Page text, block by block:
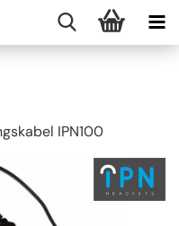
IPN100